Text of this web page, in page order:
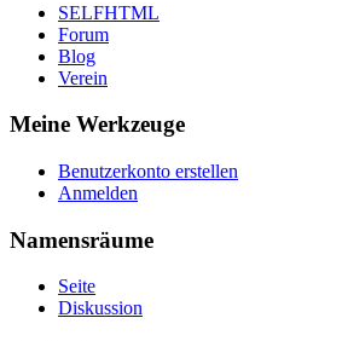
SELFHTML
Forum
Blog
Verein
Meine Werkzeuge
Benutzerkonto erstellen
Anmelden
Namensräume
Seite
Diskussion